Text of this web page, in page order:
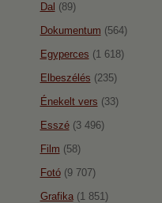
Dal (89)
Dokumentum (564)
Egyperces (1 618)
Elbeszélés (235)
Énekelt vers (33)
Esszé(3 496)
Film (58)
Fotó(9 707)
Grafika(1 851)